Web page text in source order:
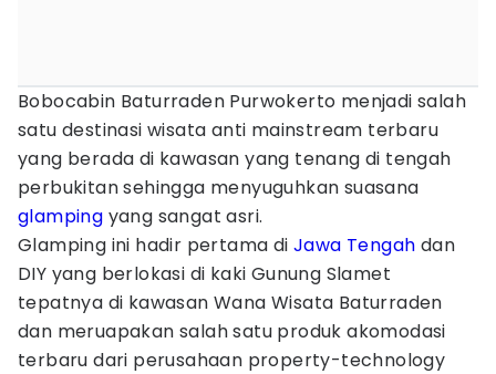
Bobocabin Baturraden Purwokerto menjadi salah
satu destinasi wisata anti mainstream terbaru
yang berada di kawasan yang tenang di tengah
perbukitan sehingga menyuguhkan suasana
glamping yang sangat asri.
Glamping ini hadir pertama di Jawa Tengah dan
DIY yang berlokasi di kaki Gunung Slamet
tepatnya di kawasan Wana Wisata Baturraden
dan meruapakan salah satu produk akomodasi
terbaru dari perusahaan property-technology